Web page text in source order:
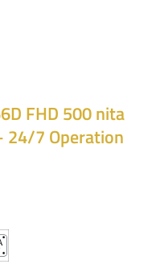
FHD 500 nita
24/7 Operation